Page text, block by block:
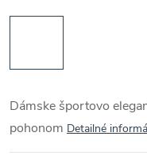
Dámske športovo
pohonom Detailné